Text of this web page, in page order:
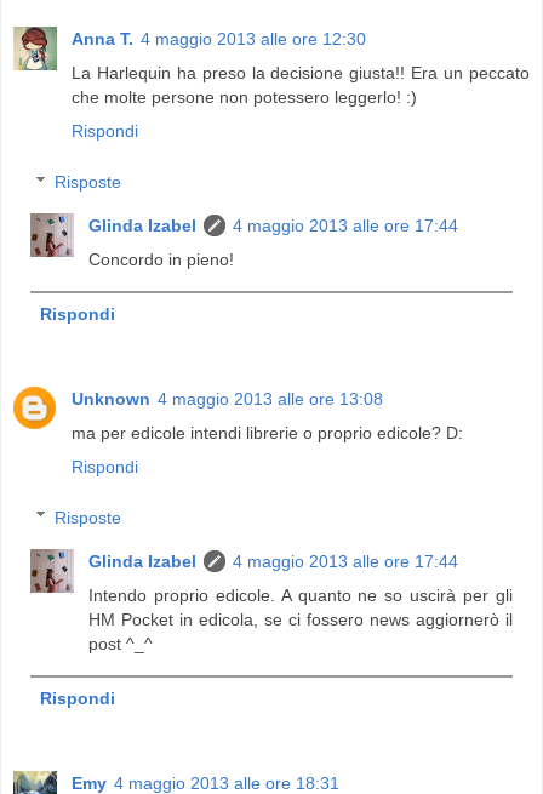
Anna T. 4 maggio 2013 alle ore 12:30
La Harlequin ha preso la decisione giusta!! Era un peccato
che molte persone non potessero leggerlo! :)
Rispondi
Risposte
Glinda Izabel
4 maggio 2013 alle ore 17:44
Concordo in pieno!
Rispondi
Unknown 4 maggio 2013 alle ore 13:08
ma per edicole intendi librerie o proprio edicole? D:
Rispondi
Risposte
Glinda Izabel
4 maggio 2013 alle ore 17:44
Intendo proprio edicole. A quanto ne so uscirà per gli
HM Pocket in edicola, se ci fossero news aggiornerò il
post ^_^
Rispondi
Emy 4 maggio 2013 alle ore 18:31